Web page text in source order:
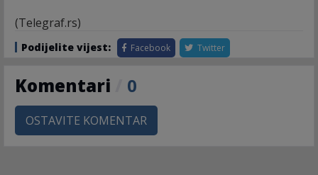
(Telegraf.rs)
Podijelite vijest: Facebook Twitter
Komentari 0
OSTAVITE KOMENTAR